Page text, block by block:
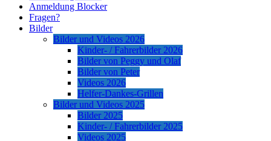
Anmeldung Blocker
Fragen?
Bilder
Bilder und Videos 2026
Kinder- / Fahrerbilder 2026
Bilder von Peggy und Olaf
Bilder von Peter
Videos 2026
Helfer-Dankes-Grillen
Bilder und Videos 2025
Bilder 2025
Kinder- / Fahrerbilder 2025
Videos 2025